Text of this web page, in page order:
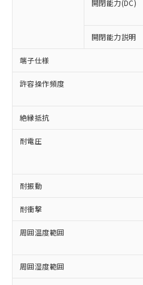
開閉能力(DC)
開閉能力説明
端子仕様
許容操作頻度
絶縁抵抗
耐電圧
耐振動
耐衝撃
周囲温度範囲
周囲湿度範囲
ことをご了承く
在庫状況および
記載している更
タに基づき作成
覧された時点で
準価格とは異な
正式な納期状況
様のお取引先、
ムロン制御機器
オムロン制御機
販売ネッ
在庫状況および
事前の承諾なく
示しないようお
マイパーツ機能
ビス）をご利用
メンバーズにご
お客様が当ウェ
むを得ず変更すること
*EU RoHS指令（10物質）：
鉛(Pb) 1000ppm以下、 水銀
ミウム(Cd) 100ppm以下、
六価クロム(Cr(Ⅵ)) 1000ppm
類(PBB) 1000ppm以下、ポ
(PBDE) 1000ppm以下、フタ
ル) (DEHP)(別名：DOP)
(DIBP) 1000ppm以下
但し、RoHS指令で産業用監
フタル酸エステル類の４物質
図的な使用がないことを確認
部品在庫の切り替え状
月が前後することがあ
※3 非含有証明書ダ
「－」：未確認です。
*中国RoHS10物質の基準値
Pb(鉛) :1000ppm、 Hg(水銀)
ニル類) : 1000ppm、 PBDEs(
DBP(フタル酸ジブチル) :
イソブチル) : 1000ppm、
ル) : 1000ppm、
DEHP(フタル酸ビス(2-エチ
「ｅ」：有害物質（10
準値以下であることを
「10」：通常の使用
質が外部に漏えいし、
及ぼさない年数を意味
「－」：未確認です。
い合わせください。
当社は、これら
為替および外国
（以下｢規制貨物
または国外への
国政府の輸出許
可)を取得するな
当社は規制貨物
全に破砕するな
いよう必要な手
当社は貴社製品
ル、化学兵器、
武器並びにこれ
当社は、貴社製
場合は、上記1、
該第三者に通知
販売先および販
法に輸出するお
り引きをいたし
○ 一定数以上
一定数には
在庫なし(最
いては、お
たはお客様
機器販売店
白
受注生産機
情報を公開